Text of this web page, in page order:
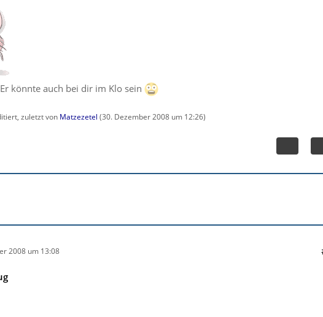
könnte auch bei dir im Klo sein
zuletzt von Matzezetel (30. Dezember 2008 um 12:26)
2008 um 13:08